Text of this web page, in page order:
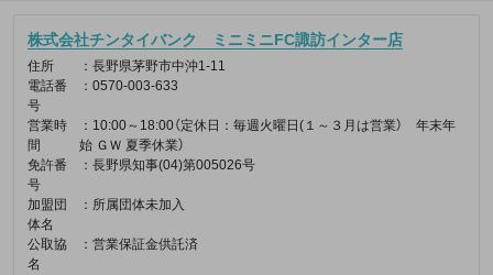
株式会社チンタイバンク ミニミニFC諏訪インター店
住所
：長野県茅野市中沖1-11
電話番
号
：0570-003-633
営業時
間
：10:00～18:00（定休日：毎週火曜日(１～３月は営業） 年末年
始 ＧＷ 夏季休業）
免許番
号
：長野県知事(04)第005026号
加盟団
体名
：所属団体未加入
公取協
名
：営業保証金供託済